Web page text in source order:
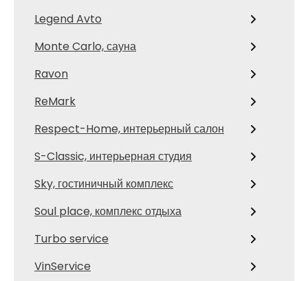
Legend Avto
Monte Carlo, сауна
Ravon
ReMark
Respect-Home, интерьерный салон
S-Classic, интерьерная студия
Sky, гостиничный комплекс
Soul place, комплекс отдыха
Turbo service
VinService